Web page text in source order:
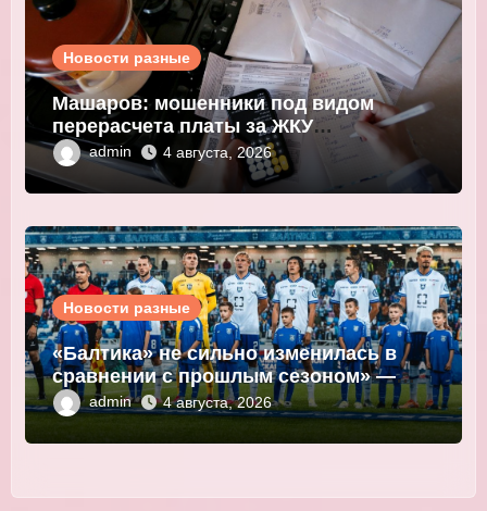
Новости разные
Машаров: мошенники под видом
перерасчета платы за ЖКУ
выманивают персональные данные
admin 4 августа, 2026
Новости разные
«Балтика» не сильно изменилась в
сравнении с прошлым сезоном» —
Морadmin 4 августа, 2026